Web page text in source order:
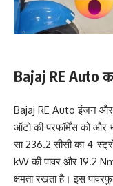
Bajaj RE Auto
Bajaj RE Auto इंजन और
ऑटो की परफॉर्मेंस को और
सा 236.2 सीसी का 4-
kW की पावर और 19.2
क्षमता रखता है। इस